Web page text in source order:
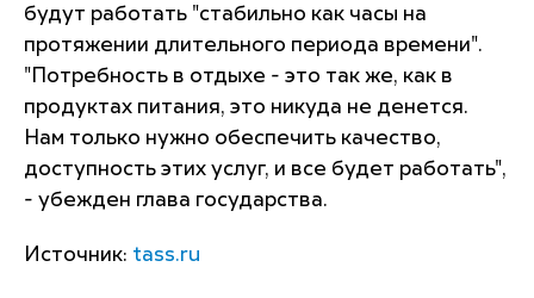
будут работать "стабильно как часы на
протяжении длительного периода времени".
"Потребность в отдыхе - это так же, как в
продуктах питания, это никуда не денется.
Нам только нужно обеспечить качество,
доступность этих услуг, и все будет работать",
- убежден глава государства.
Источник: tass.ru